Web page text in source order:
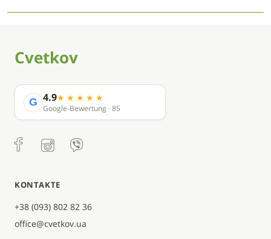
Cvetkov
G 4.9
Google-Bewertung · 85
KONTAKTE
+38 (093) 802 82 36
office@cvetkov.ua